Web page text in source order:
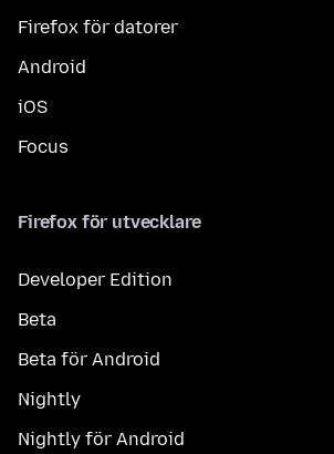
Firefox för datorer
Android
iOS
Focus
Firefox för utvecklare
Developer Edition
Beta
Beta för Android
Nightly
Nightly för Android